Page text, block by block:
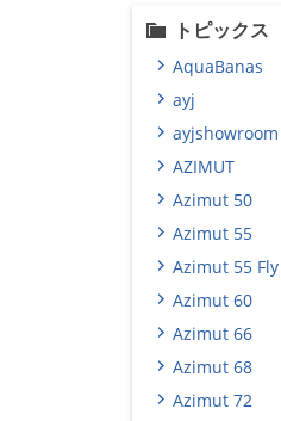
トピックス
AquaBanas
ayj
ayjshowroom
AZIMUT
Azimut 50
Azimut 55
Azimut 55 Fly
Azimut 60
Azimut 66
Azimut 68
Azimut 72